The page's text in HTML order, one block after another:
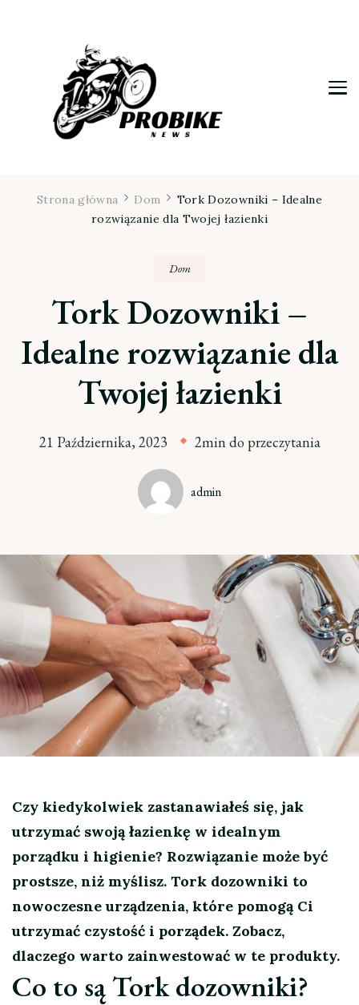
Strona główna Dom
Tork Dozowniki – Idealne
rozwiązanie dla Twojej łazienki
Dom
Tork Dozowniki –
Idealne rozwiązanie dla
Twojej łazienki
21 Października, 2023 2min do przeczytania
admin
Czy kiedykolwiek zastanawiałeś się, jak
utrzymać swoją łazienkę w idealnym
porządku i higienie? Rozwiązanie może być
prostsze, niż myślisz. Tork dozowniki to
nowoczesne urządzenia, które pomogą Ci
utrzymać czystość i porządek. Zobacz,
dlaczego warto zainwestować w te produkty.
Co to są Tork dozowniki?